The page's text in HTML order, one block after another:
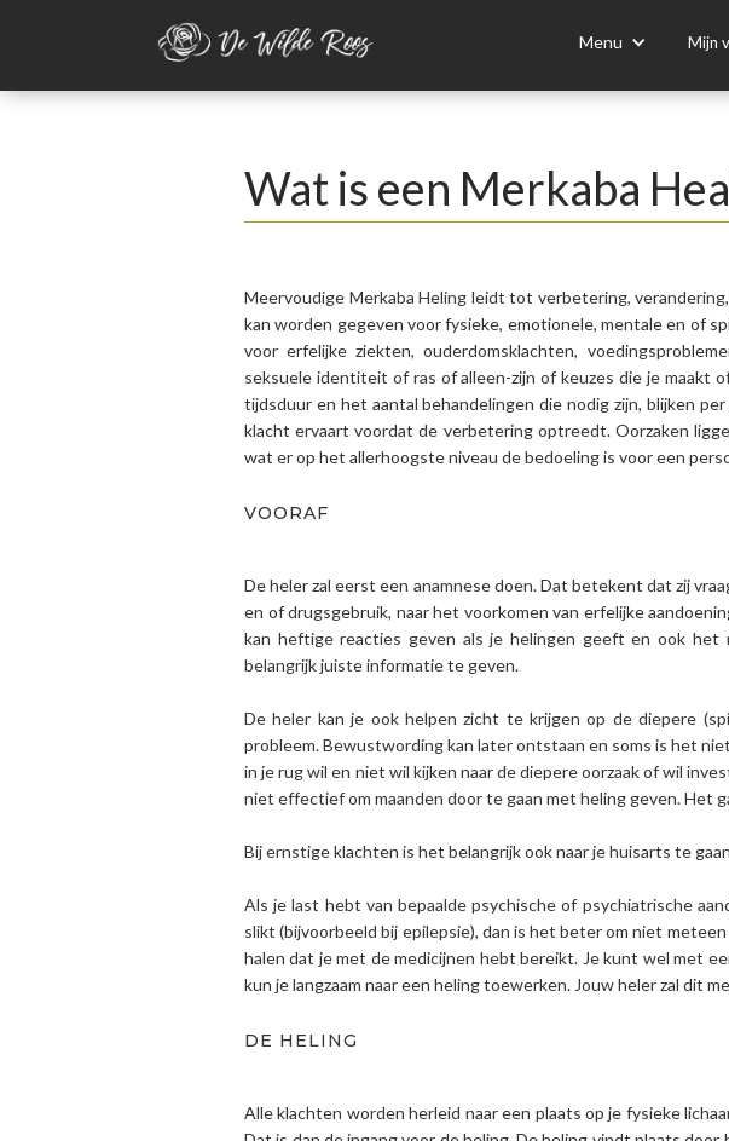
Menu Mijn
Wat is een Merkaba
Meervoudige Merkaba Heling leidt tot verbetering,
kan worden gegeven voor fysieke, emotionele, mentale en of
voor erfelijke ziekten, ouderdomsklachten,
seksuele identiteit of ras of alleen-zijn of keuzes die je maakt
tijdsduur en het aantal behandelingen die nodig zijn, blijken
klacht ervaart voordat de verbetering optreedt. Oorzaken
wat er op het allerhoogste niveau de bedoeling is voor een
VOORAF
De heler zal eerst een anamnese doen. Dat betekent dat zij
en of drugsgebruik, naar het voorkomen van erfelijke
kan heftige reacties geven als je helingen geeft en ook
belangrijk juiste informatie te geven.
De heler kan je ook helpen zicht te krijgen op de diepere
probleem. Bewustwording kan later ontstaan en soms is het
in je rug wil en niet wil kijken naar de diepere oorzaak of wil
niet effectief om maanden door te gaan met heling geven. Het
Bij ernstige klachten is het belangrijk ook naar je huisarts te
Als je last hebt van bepaalde psychische of psychiatrische
slikt (bijvoorbeeld bij epilepsie), dan is het beter om niet
halen dat je met de medicijnen hebt bereikt. Je kunt wel met
kun je langzaam naar een heling toewerken. Jouw heler zal dit
DE HELING
Alle klachten worden herleid naar een plaats op je fysieke